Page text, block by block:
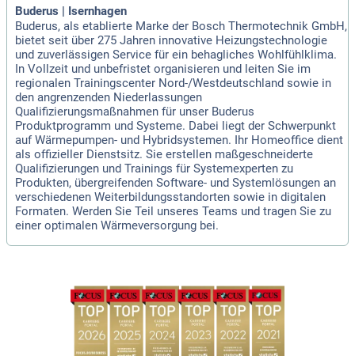
Buderus | Isernhagen
Buderus, als etablierte Marke der Bosch Thermotechnik GmbH,
bietet seit über 275 Jahren innovative Heizungstechnologie
und zuverlässigen Service für ein behagliches Wohlfühlklima.
In Vollzeit und unbefristet organisieren und leiten Sie im
regionalen Trainingscenter Nord-/Westdeutschland sowie in
den angrenzenden Niederlassungen
Qualifizierungsmaßnahmen für unser Buderus
Produktprogramm und Systeme. Dabei liegt der Schwerpunkt
auf Wärmepumpen- und Hybridsystemen. Ihr Homeoffice dient
als offizieller Dienstsitz. Sie erstellen maßgeschneiderte
Qualifizierungen und Trainings für Systemexperten zu
Produkten, übergreifenden Software- und Systemlösungen an
verschiedenen Weiterbildungsstandorten sowie in digitalen
Formaten. Werden Sie Teil unseres Teams und tragen Sie zu
einer optimalen Wärmeversorgung bei.